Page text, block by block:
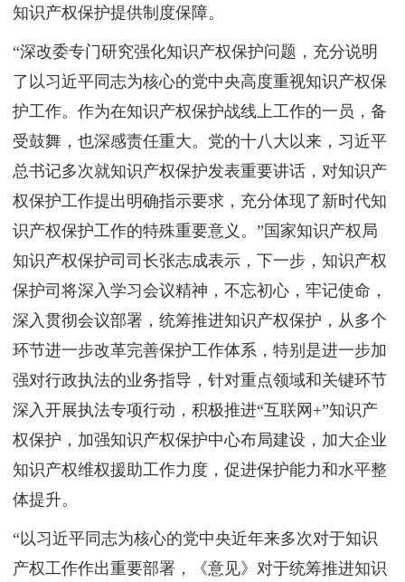
知识产权保护提供制度保障。
“深改委专门研究强化知识产权保护问题，充分说明
了以习近平同志为核心的党中央高度重视知识产权保
护工作。作为在知识产权保护战线上工作的一员，备
受鼓舞，也深感责任重大。党的十八大以来，习近平
总书记多次就知识产权保护发表重要讲话，对知识产
权保护工作提出明确指示要求，充分体现了新时代知
识产权保护工作的特殊重要意义。”国家知识产权局
知识产权保护司司长张志成表示，下一步，知识产权
保护司将深入学习会议精神，不忘初心，牢记使命，
深入贯彻会议部署，统筹推进知识产权保护，从多个
环节进一步改革完善保护工作体系，特别是进一步加
强对行政执法的业务指导，针对重点领域和关键环节
深入开展执法专项行动，积极推进“互联网+”知识产
权保护，加强知识产权保护中心布局建设，加大企业
知识产权维权援助工作力度，促进保护能力和水平整
体提升。
“以习近平同志为核心的党中央近年来多次对于知识
产权工作作出重要部署，《意见》对于统筹推进知识